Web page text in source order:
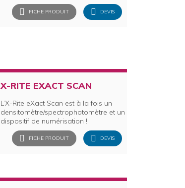
FICHE PRODUIT DEVIS
X-RITE EXACT SCAN
L’X-Rite eXact Scan est à la fois un
densitomètre/spectrophotomètre et un
dispositif de numérisation !
FICHE PRODUIT DEVIS